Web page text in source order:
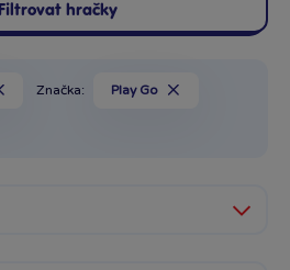
Filtrovat hračky
Značka: Play Go